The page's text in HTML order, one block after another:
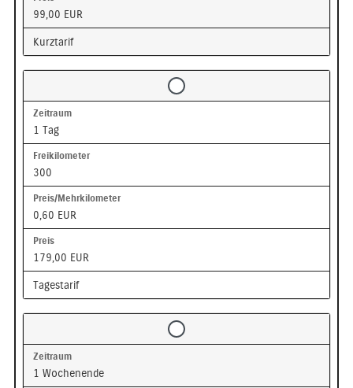
99,00 EUR
Kurztarif
1 Tag
300
0,60 EUR
179,00 EUR
Tagestarif
1 Wochenende